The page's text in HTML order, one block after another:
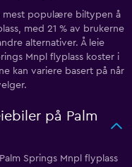
mest populære biltypen å
med 21 % av brukerne
alternativer. Å leie
Mnpl flyplass koster i
kan variere basert på når
på Palm
Springs Mnpl flyplass